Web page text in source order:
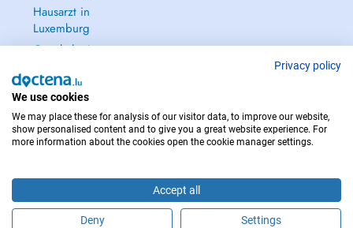
Hausarzt in
Luxemburg
Gynäkologie
Frauenheilkunde)
in Luxemburg
Alle anzeigen →
IM NOTFALL WENDEN SIE SICH AN : 112
Privacy policy
We use cookies
We may place these for analysis of our visitor data, to improve our website,
show personalised content and to give you a great website experience. For
more information about the cookies open the cookie manager settings.
Accept all
Deny Settings